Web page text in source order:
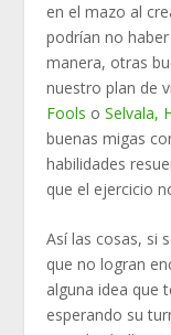
en el mazo al
podrían no
manera, otras
nuestro plan de
Fools oSelvala,
buenas migas
habilidades
que el ejercicio
Así las cosas, si
que no logran
alguna idea que
esperando su